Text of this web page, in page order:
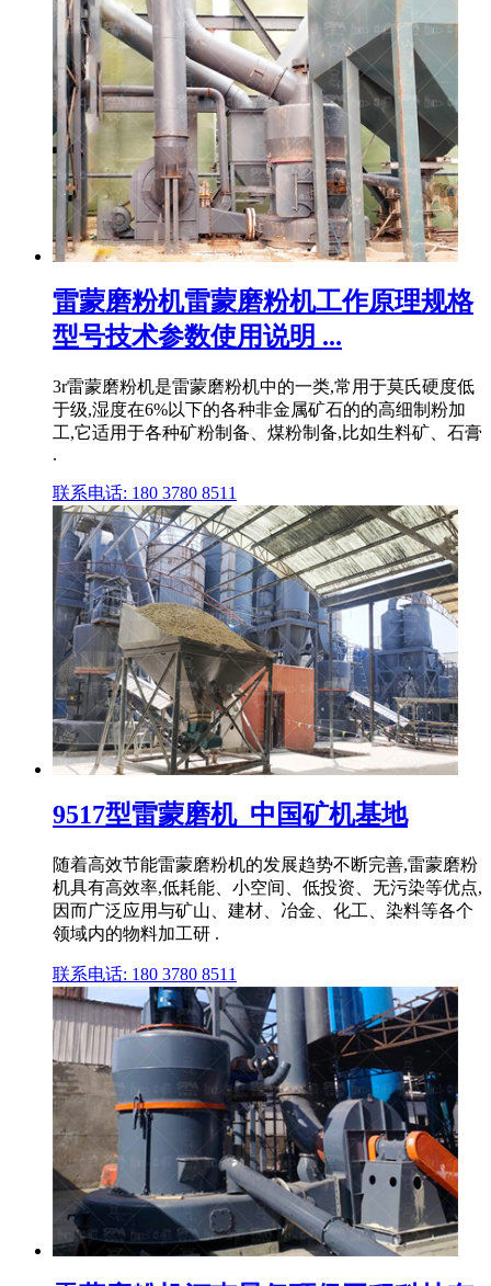
雷蒙磨粉机雷蒙磨粉机工作原理规格
型号技术参数使用说明 ...
3r雷蒙磨粉机是雷蒙磨粉机中的一类,常用于莫氏硬度低
于级,湿度在6%以下的各种非金属矿石的的高细制粉加
工,它适用于各种矿粉制备、煤粉制备,比如生料矿、石膏
.
联系电话: 180 3780 8511
9517型雷蒙磨机_中国矿机基地
随着高效节能雷蒙磨粉机的发展趋势不断完善,雷蒙磨粉
机具有高效率,低耗能、小空间、低投资、无污染等优点,
因而广泛应用与矿山、建材、冶金、化工、染料等各个
领域内的物料加工研 .
联系电话: 180 3780 8511